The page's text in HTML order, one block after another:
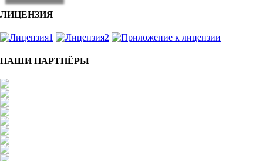
ЛИЦЕНЗИЯ
НАШИ ПАРТНЁРЫ